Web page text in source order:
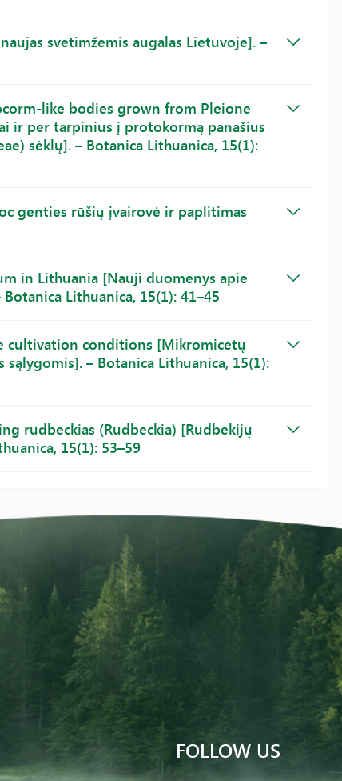
svetimžemis augalas Lietuvoje]. –
like bodies grown from Pleione
ir per tarpinius į protokormą panašius
sėklų]. – Botanica Lithuanica, 15(1):
genties rūšių įvairovė ir paplitimas
in Lithuania [Nauji duomenys apie
Lithuanica, 15(1): 41–45
cultivation conditions [Mikromicetų
– Botanica Lithuanica, 15(1):
rudbeckias (Rudbeckia) [Rudbekijų
15(1): 53–59
FOLLOW US